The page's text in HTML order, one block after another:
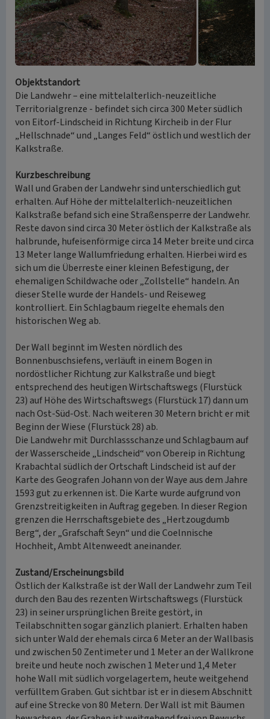
Objektstandort
Die Landwehr – eine mittelalterlich-neuzeitliche
Territorialgrenze - befindet sich circa 300 Meter südlich
von Eitorf-Lindscheid in Richtung Kircheib in der Flur
„Hellschnade“ und „Langes Feld“ östlich und westlich der
Kalkstraße.
Kurzbeschreibung
Wall und Graben der Landwehr sind unterschiedlich gut
erhalten. Auf Höhe der mittelalterlich-neuzeitlichen
Kalkstraße befand sich eine Straßensperre der Landwehr.
Reste davon sind circa 30 Meter östlich der Kalkstraße als
halbrunde, hufeisenförmige circa 14 Meter breite und circa
13 Meter lange Wallumfriedung erhalten. Hierbei wird es
sich um die Überreste einer kleinen Befestigung, der
ehemaligen Schildwache oder „Zollstelle“ handeln. An
dieser Stelle wurde der Handels- und Reiseweg
kontrolliert. Ein Schlagbaum riegelte ehemals den
historischen Weg ab.
Der Wall beginnt im Westen nördlich des
Bonnenbuschsiefens, verläuft in einem Bogen in
nordöstlicher Richtung zur Kalkstraße und biegt
entsprechend des heutigen Wirtschaftswegs (Flurstück
23) auf Höhe des Wirtschaftswegs (Flurstück 17) dann um
nach Ost-Süd-Ost. Nach weiteren 30 Metern bricht er mit
Beginn der Wiese (Flurstück 28) ab.
Die Landwehr mit Durchlassschanze und Schlagbaum auf
der Wasserscheide „Lindscheid“ von Obereip in Richtung
Krabachtal südlich der Ortschaft Lindscheid ist auf der
Karte des Geografen Johann von der Waye aus dem Jahre
1593 gut zu erkennen ist. Die Karte wurde aufgrund von
Grenzstreitigkeiten in Auftrag gegeben. In dieser Region
grenzen die Herrschaftsgebiete des „Hertzougdumb
Berg“, der „Grafschaft Seyn“ und die Coelnnische
Hochheit, Ambt Altenweedt aneinander.
Zustand/Erscheinungsbild
Östlich der Kalkstraße ist der Wall der Landwehr zum Teil
durch den Bau des rezenten Wirtschaftswegs (Flurstück
23) in seiner ursprünglichen Breite gestört, in
Teilabschnitten sogar gänzlich planiert. Erhalten haben
sich unter Wald der ehemals circa 6 Meter an der Wallbasis
und zwischen 50 Zentimeter und 1 Meter an der Wallkrone
breite und heute noch zwischen 1 Meter und 1,4 Meter
hohe Wall mit südlich vorgelagertem, heute weitgehend
verfülltem Graben. Gut sichtbar ist er in diesem Abschnitt
auf eine Strecke von 80 Metern. Der Wall ist mit Bäumen